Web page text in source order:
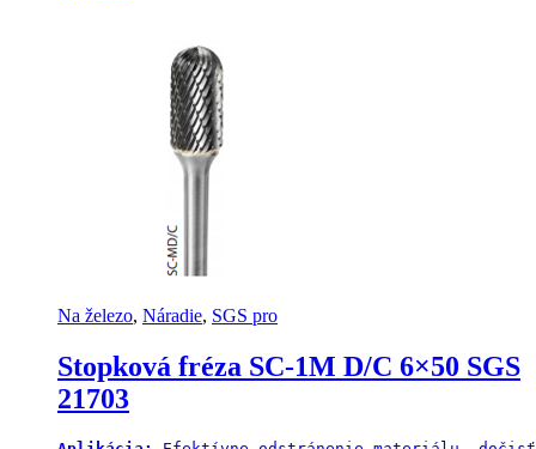
Na železo, Náradie, SGS pro
Stopková fréza SC-1M D/C 6×50 SGS
21703